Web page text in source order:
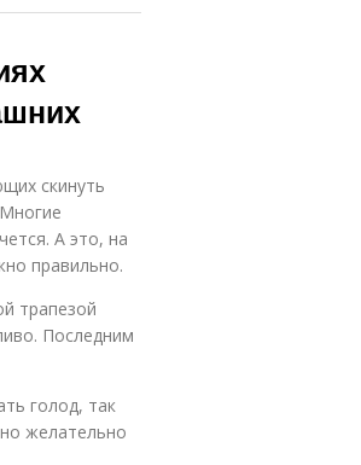
скинуть
А это, на
правильно.
трапезой
Последним
голод, так
желательно